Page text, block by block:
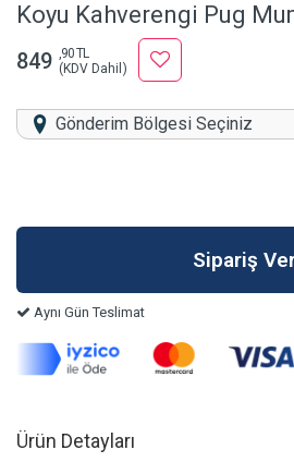
Koyu Kahverengi Pug
849 ,90 TL
(KDV Dahil)
Gönderim Bölgesi Seçiniz
Aynı Gün Teslimat
Ürün Detayları